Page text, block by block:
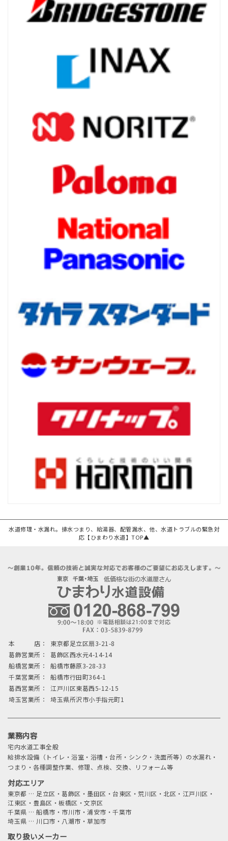
水道修理・水漏れ。排水つまり、給湯器、配管漏水、他、水道トラブルの緊急対
応【ひまわり水道】TOP▲
本 店：
東京都足立区扇3-21-8
葛飾営業所：
葛飾区西水元4-14-14
船橋営業所：
船橋市藤原3-28-33
千葉営業所：
船橋市行田町364-1
葛西営業所：
江戸川区東葛西5-12-15
埼玉営業所：
埼玉県所沢市小手指元町1
業務内容
宅内水道工事全般
給排水設備（トイレ・浴室・浴槽・台所・シンク・洗面所等）の水漏れ・
つまり・各種調整作業、修理、点検、交換、リフォーム等
対応エリア
東京都 … 足立区・葛飾区・墨田区・台東区・荒川区・北区・江戸川区・
江東区・豊島区・板橋区・文京区
千葉県 … 船橋市・市川市・浦安市・千葉市
埼玉県 … 川口市・八潮市・草加市
取り扱いメーカー